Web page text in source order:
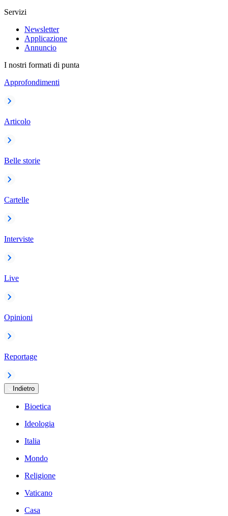
Servizi
Newsletter
Applicazione
Annuncio
I nostri formati di punta
Approfondimenti
Articolo
Belle storie
Cartelle
Interviste
Live
Opinioni
Reportage
Indietro
Bioetica
Ideologia
Italia
Mondo
Religione
Vaticano
Casa